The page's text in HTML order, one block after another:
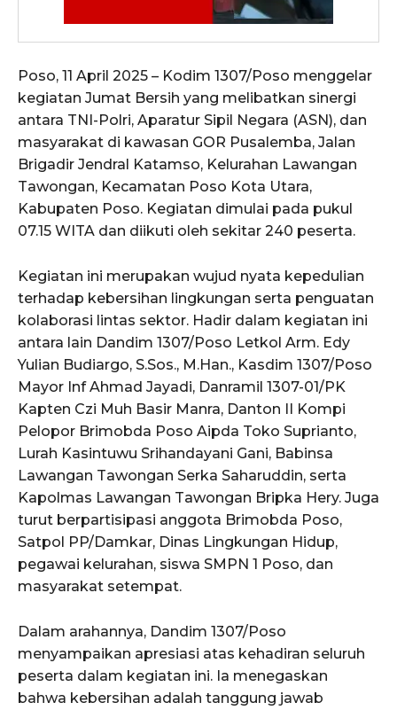
Poso, 11 April 2025 – Kodim 1307/Poso menggelar
kegiatan Jumat Bersih yang melibatkan sinergi
antara TNI-Polri, Aparatur Sipil Negara (ASN), dan
masyarakat di kawasan GOR Pusalemba, Jalan
Brigadir Jendral Katamso, Kelurahan Lawangan
Tawongan, Kecamatan Poso Kota Utara,
Kabupaten Poso. Kegiatan dimulai pada pukul
07.15 WITA dan diikuti oleh sekitar 240 peserta.
Kegiatan ini merupakan wujud nyata kepedulian
terhadap kebersihan lingkungan serta penguatan
kolaborasi lintas sektor. Hadir dalam kegiatan ini
antara lain Dandim 1307/Poso Letkol Arm. Edy
Yulian Budiargo, S.Sos., M.Han., Kasdim 1307/Poso
Mayor Inf Ahmad Jayadi, Danramil 1307-01/PK
Kapten Czi Muh Basir Manra, Danton II Kompi
Pelopor Brimobda Poso Aipda Toko Suprianto,
Lurah Kasintuwu Srihandayani Gani, Babinsa
Lawangan Tawongan Serka Saharuddin, serta
Kapolmas Lawangan Tawongan Bripka Hery. Juga
turut berpartisipasi anggota Brimobda Poso,
Satpol PP/Damkar, Dinas Lingkungan Hidup,
pegawai kelurahan, siswa SMPN 1 Poso, dan
masyarakat setempat.
Dalam arahannya, Dandim 1307/Poso
menyampaikan apresiasi atas kehadiran seluruh
peserta dalam kegiatan ini. Ia menegaskan
bahwa kebersihan adalah tanggung jawab